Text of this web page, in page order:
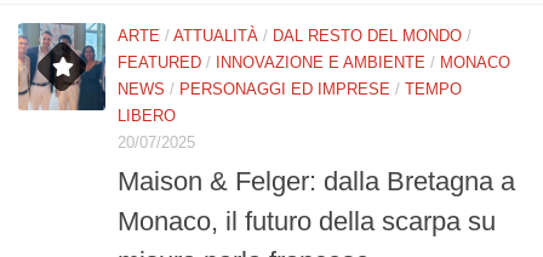
ARTE / ATTUALITÀ / DAL RESTO DEL MONDO /
FEATURED / INNOVAZIONE E AMBIENTE / MONACO
NEWS / PERSONAGGI ED IMPRESE / TEMPO
LIBERO
20/07/2025
Maison & Felger: dalla Bretagna a
Monaco, il futuro della scarpa su